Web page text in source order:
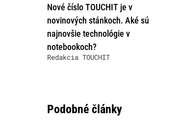
Nové číslo TOUCHIT je v
novinových stánkoch. Aké sú
najnovšie technológie v
notebookoch?
Redakcia TOUCHIT
Podobné články